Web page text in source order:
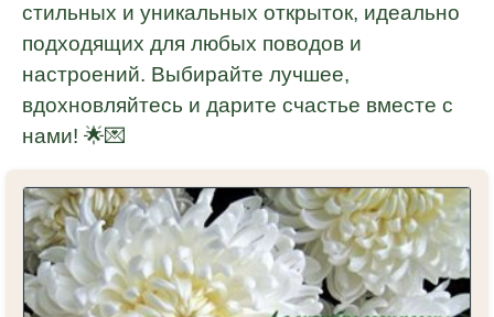
стильных и уникальных открыток, идеально
подходящих для любых поводов и
настроений. Выбирайте лучшее,
вдохновляйтесь и дарите счастье вместе с
нами! 🌟💌